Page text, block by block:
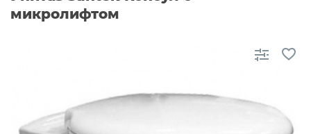
микролифтом